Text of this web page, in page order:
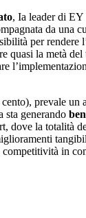
, Ia leader di
da una
per rendere
quasi la metà
prevale un
sta generando
dove la totalità
in